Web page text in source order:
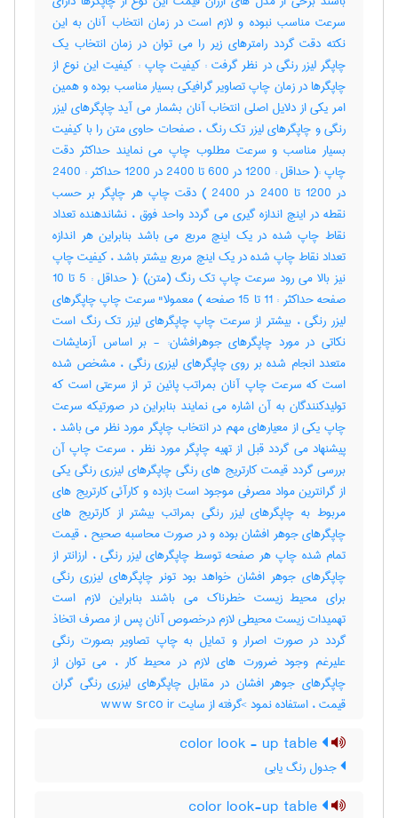
سرعت مناسب نبوده و لازم است در زمان انتخاب آنان به این
نکته دقت گردد رامترهای زیر را می توان در زمان انتخاب یک
چاپگر لیزر رنگی در نظر گرفت : کیفیت چاپ : کیفیت این نوع از
چاپگرها در زمان چاپ تصاویر گرافیکی بسیار مناسب بوده و همین
امر یکی از دلایل اصلی انتخاب آنان بشمار می آید چاپگرهای لیزر
رنگی و چاپگرهای لیزر تک رنگ ، صفحات حاوی متن را با کیفیت
بسیار مناسب و سرعت مطلوب چاپ می نمایند حداکثر دقت
چاپ :( حداقل : 1200 در 600 تا 2400 در 1200 حداکثر : 2400
در 1200 تا 2400 در 2400 ) دقت چاپ هر چاپگر بر حسب
نقطه در اینچ اندازه گیری می گردد واحد فوق ، نشاندهنده تعداد
نقاط چاپ شده در یک اینچ مربع می باشد بنابراین هر اندازه
تعداد نقاط چاپ شده در یک اینچ مربع بیشتر باشد ، کیفیت چاپ
نیز بالا می رود سرعت چاپ تک رنگ (متن) :( حداقل : 5 تا 10
صفحه حداکثر : 11 تا 15 صفحه ) معمولا" سرعت چاپ چاپگرهای
لیزر رنگی ، بیشتر از سرعت چاپ چاپگرهای لیزر تک رنگ است
نکاتی در مورد چاپگرهای جوهرافشان: - بر اساس آزمایشات
متعدد انجام شده بر روی چاپگرهای لیزری رنگی ، مشخص شده
است که سرعت چاپ آنان بمراتب پائین تر از سرعتی است که
تولیدکنندگان به آن اشاره می نمایند بنابراین در صورتیکه سرعت
چاپ یکی از معیارهای مهم در انتخاب چاپگر مورد نظر می باشد ،
پیشنهاد می گردد قبل از تهیه چاپگر مورد نظر ، سرعت چاپ آن
بررسی گردد قیمت کارتریج های رنگی چاپگرهای لیزری رنگی یکی
از گرانترین مواد مصرفی موجود است بازده و کارآئی کارتریج های
مربوط به چاپگرهای لیزر رنگی بمراتب بیشتر از کارتریج های
چاپگرهای جوهر افشان بوده و در صورت محاسبه صحیح ، قیمت
تمام شده چاپ هر صفحه توسط چاپگرهای لیزر رنگی ، ارزانتر از
چاپگرهای جوهر افشان خواهد بود تونر چاپگرهای لیزری رنگی
برای محیط زیست خطرناک می باشند بنابراین لازم است
تهمیدات زیست محیطی لازم درخصوص آنان پس از مصرف اتخاذ
گردد در صورت اصرار و تمایل به چاپ تصاویر بصورت رنگی
علیرغم وجود ضرورت های لازم در محیط کار ، می توان از
چاپگرهای جوهر افشان در مقابل چاپگرهای لیزری رنگی گران
قیمت ، استفاده نمود >گرفته از سایت www srco ir
جدول رنگ یابی